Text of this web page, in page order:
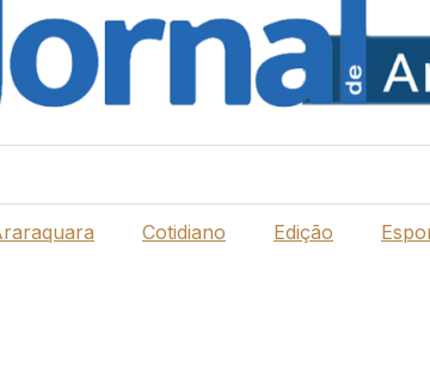
Cotidiano Edição